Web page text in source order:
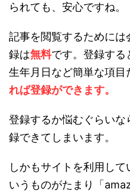
られても、安心ですね。
記事を閲覧するために
録は無料です。登録する
生年月日など簡単な項目
れば登録ができます。
登録するか悩むぐらい
録できてしまいます。
しかもサイトを利用し
いうものがたまり「